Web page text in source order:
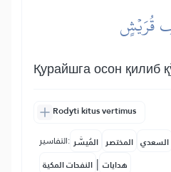
قُرَيۡشٍ
Қурайшга осон қилиб
Rodyti kitus vertimus
التفاسير: المُيسَّر المختصر السعدي
النفحات المكية | هدايات